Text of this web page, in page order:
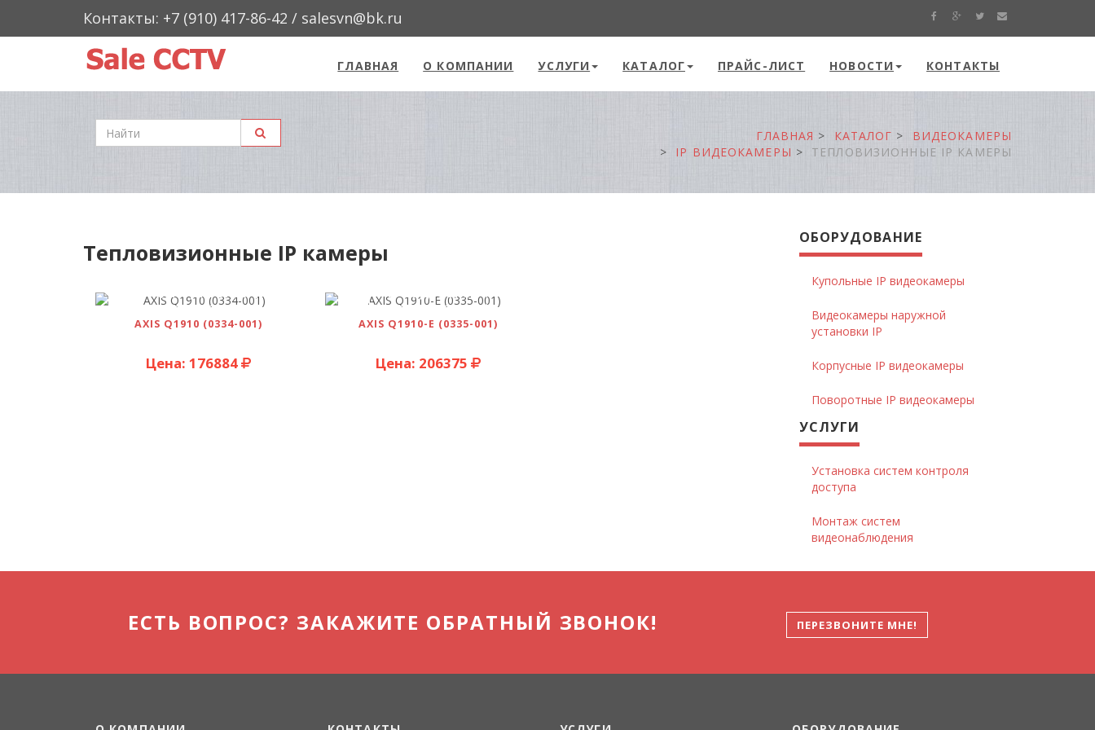
Контакты: +7 (910) 417-86-42 / salesvn@bk.ru
CCTV"
ГЛАВНАЯ О КОМПАНИИ УСЛУГИ КАТАЛОГ ПРАЙС-ЛИСТ НОВОСТИ КОНТАКТЫ
ГЛАВНАЯ КАТАЛОГ
ВИДЕОКАМЕРЫ
IP ВИДЕОКАМЕРЫ
ТЕПЛОВИЗИОННЫЕ IP КАМЕРЫ
Тепловизионные IP камеры
ПОДРОБНЕЕ
AXIS Q1910 (0334-001)
Цена: 176884
ПОДРОБНЕЕ
AXIS Q1910-E (0335-001)
Цена: 206375
ОБОРУДОВАНИЕ
Купольные IP видеокамеры
Видеокамеры наружной
установки IP
Корпусные IP видеокамеры
Поворотные IP видеокамеры
УСЛУГИ
Установка систем контроля
доступа
Монтаж систем
видеонаблюдения
ЕСТЬ ВОПРОС? ЗАКАЖИТЕ ОБРАТНЫЙ ЗВОНОК! ПЕРЕЗВОНИТЕ МНЕ!